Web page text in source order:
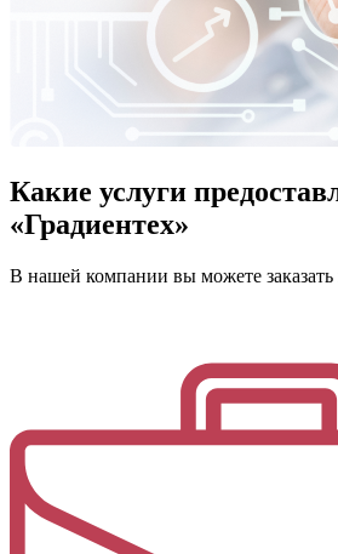
Какие услуги
«Градиентех»
В нашей компании вы можете